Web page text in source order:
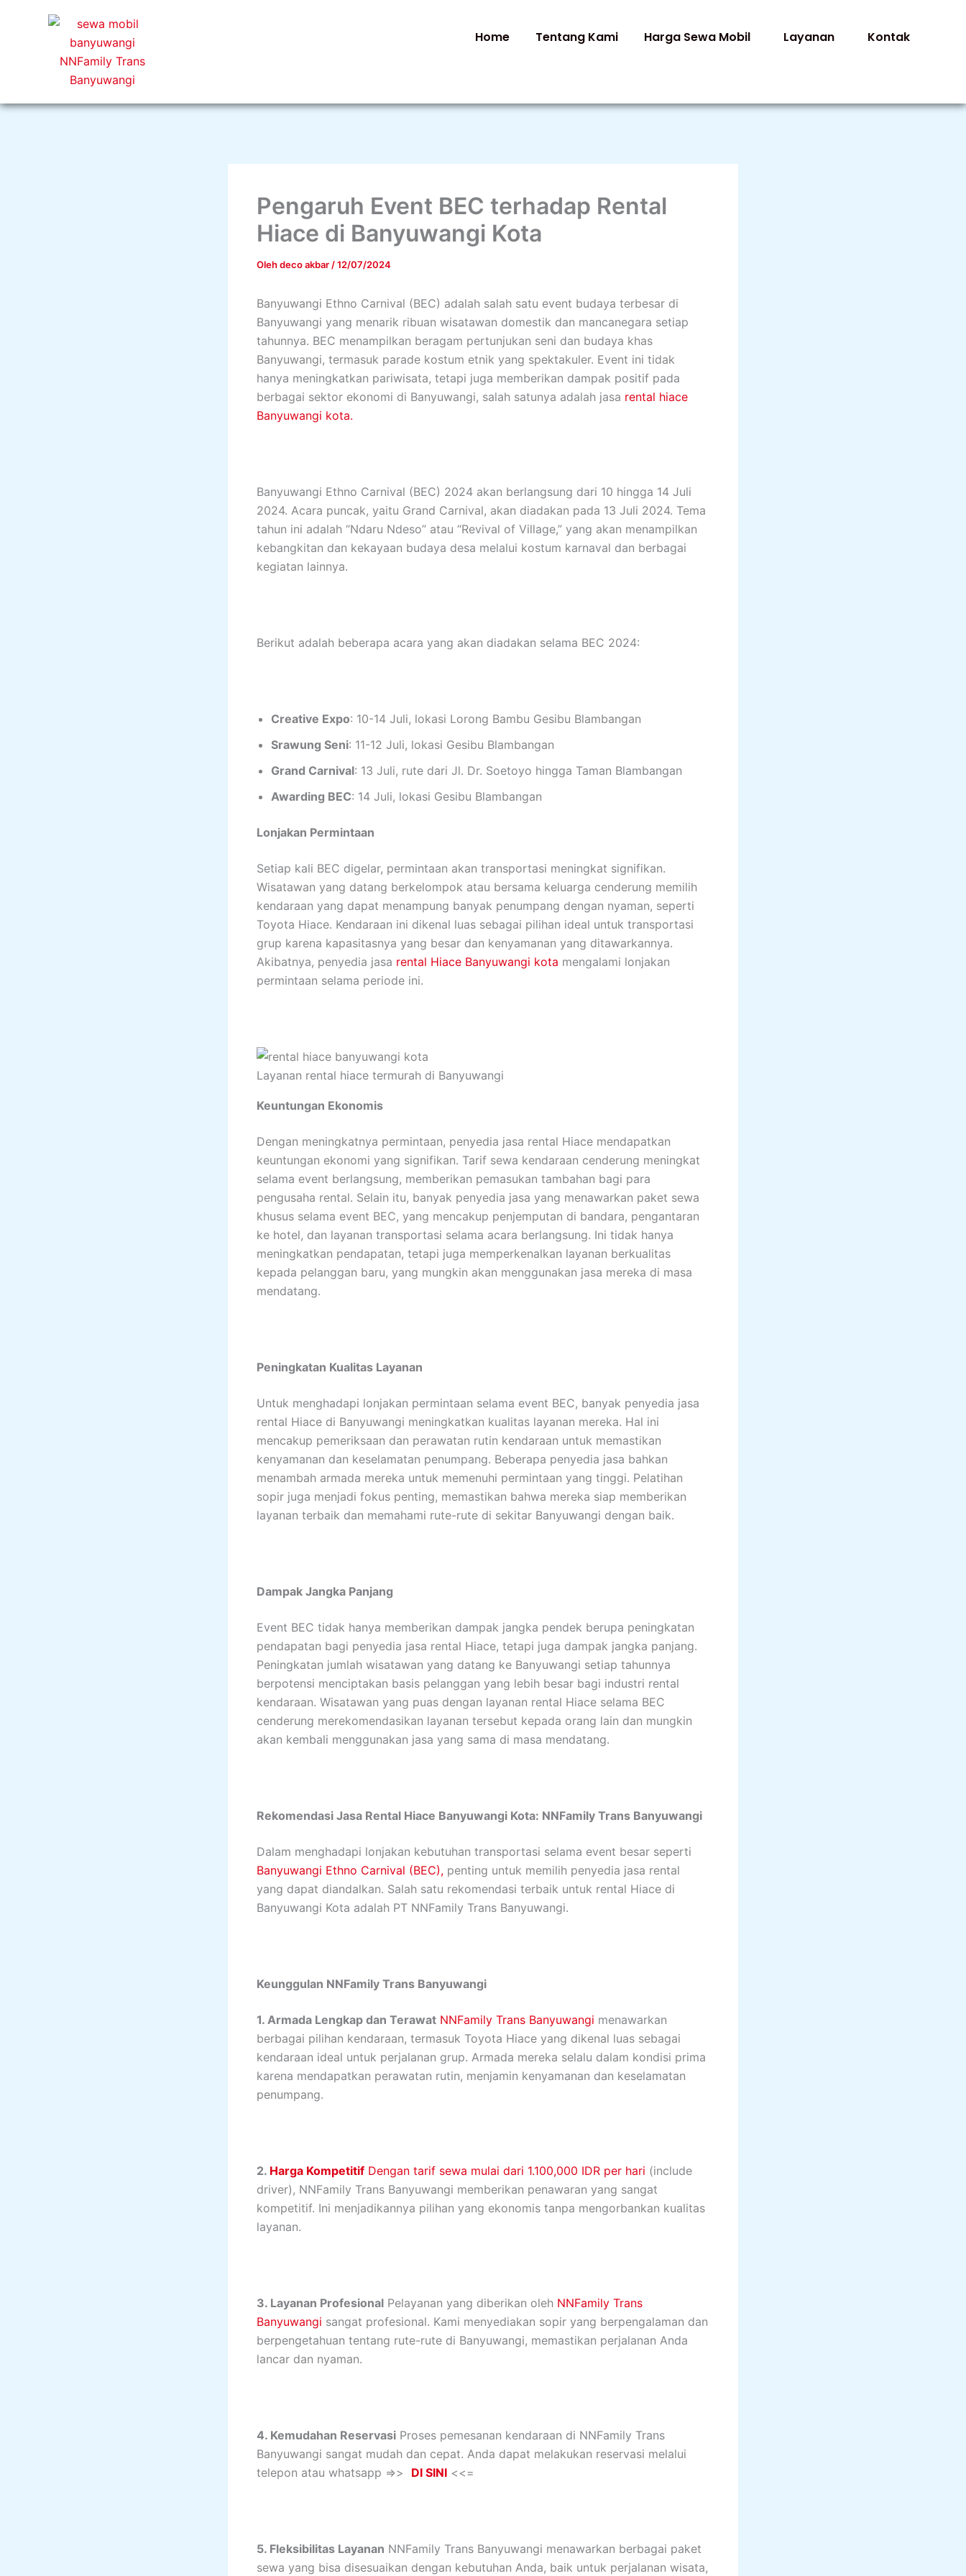
Home Tentang Kami Harga Sewa Mobil Layanan Kontak
Pengaruh Event BEC terhadap Rental
Hiace di Banyuwangi Kota
Olehdeco akbar /12/07/2024
Banyuwangi Ethno Carnival (BEC) adalah salah satu event budaya terbesar di
Banyuwangi yang menarik ribuan wisatawan domestik dan mancanegara setiap
tahunnya. BEC menampilkan beragam pertunjukan seni dan budaya khas
Banyuwangi, termasuk parade kostum etnik yang spektakuler. Event ini tidak
hanya meningkatkan pariwisata, tetapi juga memberikan dampak positif pada
berbagai sektor ekonomi di Banyuwangi, salah satunya adalah jasa rental hiace
Banyuwangi kota.
Banyuwangi Ethno Carnival (BEC) 2024 akan berlangsung dari 10 hingga 14 Juli
2024. Acara puncak, yaitu Grand Carnival, akan diadakan pada 13 Juli 2024. Tema
tahun ini adalah “Ndaru Ndeso” atau “Revival of Village,” yang akan menampilkan
kebangkitan dan kekayaan budaya desa melalui kostum karnaval dan berbagai
kegiatan lainnya.
Berikut adalah beberapa acara yang akan diadakan selama BEC 2024:
Creative Expo: 10-14 Juli, lokasi Lorong Bambu Gesibu Blambangan
Srawung Seni: 11-12 Juli, lokasi Gesibu Blambangan
Grand Carnival: 13 Juli, rute dari Jl. Dr. Soetoyo hingga Taman Blambangan
Awarding BEC: 14 Juli, lokasi Gesibu Blambangan
Lonjakan Permintaan
Setiap kali BEC digelar, permintaan akan transportasi meningkat signifikan.
Wisatawan yang datang berkelompok atau bersama keluarga cenderung memilih
kendaraan yang dapat menampung banyak penumpang dengan nyaman, seperti
Toyota Hiace. Kendaraan ini dikenal luas sebagai pilihan ideal untuk transportasi
grup karena kapasitasnya yang besar dan kenyamanan yang ditawarkannya.
Akibatnya, penyedia jasa rental Hiace Banyuwangi kota mengalami lonjakan
permintaan selama periode ini.
Layanan rental hiace termurah di Banyuwangi
Keuntungan Ekonomis
Dengan meningkatnya permintaan, penyedia jasa rental Hiace mendapatkan
keuntungan ekonomi yang signifikan. Tarif sewa kendaraan cenderung meningkat
selama event berlangsung, memberikan pemasukan tambahan bagi para
pengusaha rental. Selain itu, banyak penyedia jasa yang menawarkan paket sewa
khusus selama event BEC, yang mencakup penjemputan di bandara, pengantaran
ke hotel, dan layanan transportasi selama acara berlangsung. Ini tidak hanya
meningkatkan pendapatan, tetapi juga memperkenalkan layanan berkualitas
kepada pelanggan baru, yang mungkin akan menggunakan jasa mereka di masa
mendatang.
Peningkatan Kualitas Layanan
Untuk menghadapi lonjakan permintaan selama event BEC, banyak penyedia jasa
rental Hiace di Banyuwangi meningkatkan kualitas layanan mereka. Hal ini
mencakup pemeriksaan dan perawatan rutin kendaraan untuk memastikan
kenyamanan dan keselamatan penumpang. Beberapa penyedia jasa bahkan
menambah armada mereka untuk memenuhi permintaan yang tinggi. Pelatihan
sopir juga menjadi fokus penting, memastikan bahwa mereka siap memberikan
layanan terbaik dan memahami rute-rute di sekitar Banyuwangi dengan baik.
Dampak Jangka Panjang
Event BEC tidak hanya memberikan dampak jangka pendek berupa peningkatan
pendapatan bagi penyedia jasa rental Hiace, tetapi juga dampak jangka panjang.
Peningkatan jumlah wisatawan yang datang ke Banyuwangi setiap tahunnya
berpotensi menciptakan basis pelanggan yang lebih besar bagi industri rental
kendaraan. Wisatawan yang puas dengan layanan rental Hiace selama BEC
cenderung merekomendasikan layanan tersebut kepada orang lain dan mungkin
akan kembali menggunakan jasa yang sama di masa mendatang.
Rekomendasi Jasa Rental Hiace Banyuwangi Kota: NNFamily Trans Banyuwangi
Dalam menghadapi lonjakan kebutuhan transportasi selama event besar seperti
Banyuwangi Ethno Carnival (BEC), penting untuk memilih penyedia jasa rental
yang dapat diandalkan. Salah satu rekomendasi terbaik untuk rental Hiace di
Banyuwangi Kota adalah PT NNFamily Trans Banyuwangi.
Keunggulan NNFamily Trans Banyuwangi
1. Armada Lengkap dan Terawat NNFamily Trans Banyuwangi menawarkan
berbagai pilihan kendaraan, termasuk Toyota Hiace yang dikenal luas sebagai
kendaraan ideal untuk perjalanan grup. Armada mereka selalu dalam kondisi prima
karena mendapatkan perawatan rutin, menjamin kenyamanan dan keselamatan
penumpang.
2. Harga Kompetitif Dengan tarif sewa mulai dari 1.100,000 IDR per hari (include
driver), NNFamily Trans Banyuwangi memberikan penawaran yang sangat
kompetitif. Ini menjadikannya pilihan yang ekonomis tanpa mengorbankan kualitas
layanan.
3. Layanan Profesional Pelayanan yang diberikan oleh NNFamily Trans
Banyuwangi sangat profesional. Kami menyediakan sopir yang berpengalaman dan
berpengetahuan tentang rute-rute di Banyuwangi, memastikan perjalanan Anda
lancar dan nyaman.
4. Kemudahan Reservasi Proses pemesanan kendaraan di NNFamily Trans
Banyuwangi sangat mudah dan cepat. Anda dapat melakukan reservasi melalui
telepon atau whatsapp =>> DI SINI <<=
5. Fleksibilitas Layanan NNFamily Trans Banyuwangi menawarkan berbagai paket
sewa yang bisa disesuaikan dengan kebutuhan Anda, baik untuk perjalanan wisata,